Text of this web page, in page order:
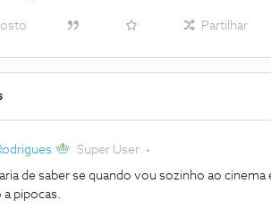
Partilhar
Super User
de saber se quando vou sozinho ao
a pipocas.